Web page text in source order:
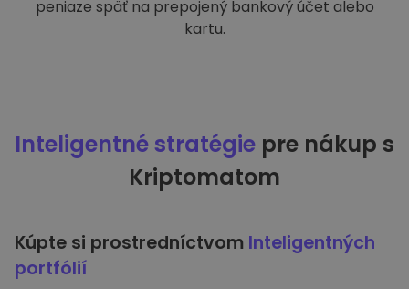
peniaze späť na prepojený bankový účet alebo
kartu.
Inteligentné stratégie pre nákup s
Kriptomatom
Kúpte si prostredníctvom Inteligentných
portfólií